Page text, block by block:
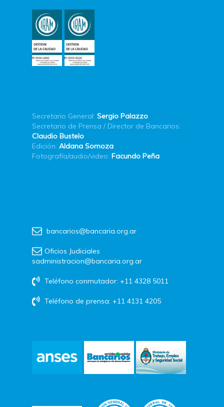
Secretario General: Sergio Palazzo
Secretario de Prensa / Director de Bancarios:
Claudio Bustelo
Edición: Aldana Somoza
Fotografía/audio/video: Facundo Peña
bancarios@bancaria.org.ar
Oficios Judiciales
sadministracion@bancaria.org.ar
Teléfono conmutador: +11 4328 5011
Teléfono de prensa: +11 4131 4205